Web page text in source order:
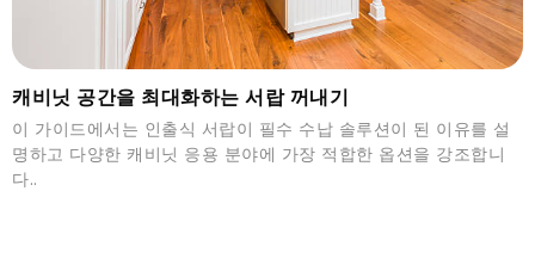
캐비닛 공간을 최대화하는 서랍 꺼내기
이 가이드에서는 인출식 서랍이 필수 수납 솔루션이 된 이유를 설
명하고 다양한 캐비닛 응용 분야에 가장 적합한 옵션을 강조합니
다..